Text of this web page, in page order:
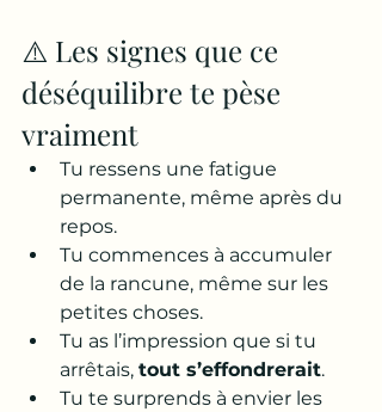
⚠️ Les signes que ce
déséquilibre te pèse
vraiment
Tu ressens une fatigue
permanente, même après du
repos.
Tu commences à accumuler
de la rancune, même sur les
petites choses.
Tu as l’impression que si tu
arrêtais, tout s’effondrerait.
Tu te surprends à envier les